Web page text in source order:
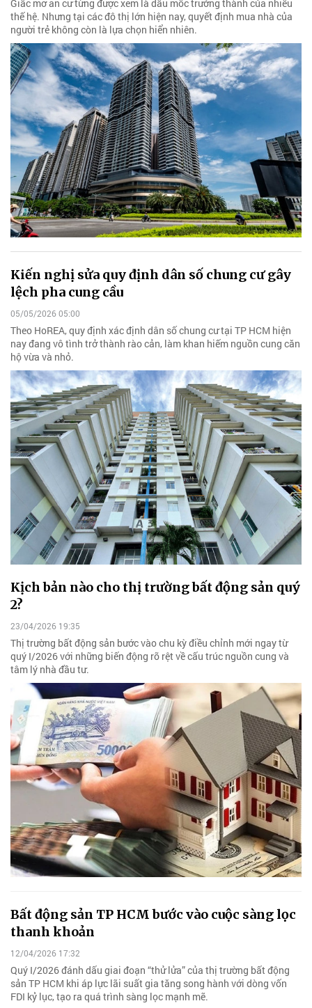
Giấc mơ an cư từng được xem là dấu mốc trưởng thành của nhiều
thế hệ. Nhưng tại các đô thị lớn hiện nay, quyết định mua nhà của
người trẻ không còn là lựa chọn hiển nhiên.
Kiến nghị sửa quy định dân số chung cư gây
lệch pha cung cầu
05/05/2026 05:00
Theo HoREA, quy định xác định dân số chung cư tại TP HCM hiện
nay đang vô tình trở thành rào cản, làm khan hiếm nguồn cung căn
hộ vừa và nhỏ.
Kịch bản nào cho thị trường bất động sản quý
2?
23/04/2026 19:35
Thị trường bất động sản bước vào chu kỳ điều chỉnh mới ngay từ
quý I/2026 với những biến động rõ rệt về cấu trúc nguồn cung và
tâm lý nhà đầu tư.
Bất động sản TP HCM bước vào cuộc sàng lọc
thanh khoản
12/04/2026 17:32
Quý I/2026 đánh dấu giai đoạn “thử lửa” của thị trường bất động
sản TP HCM khi áp lực lãi suất gia tăng song hành với dòng vốn
FDI kỷ lục, tạo ra quá trình sàng lọc mạnh mẽ.